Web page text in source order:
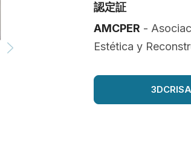
認定証
AMCPER -
Estética y